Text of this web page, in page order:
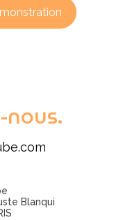
nous.
Blanqui